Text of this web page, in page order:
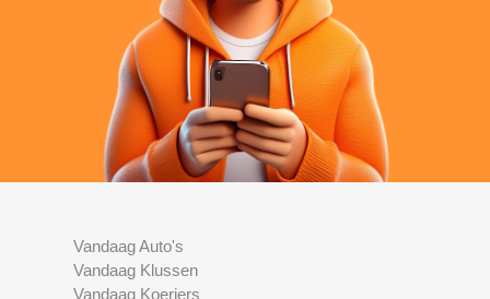
Vandaag Auto's
Vandaag Klussen
Vandaag Koeriers